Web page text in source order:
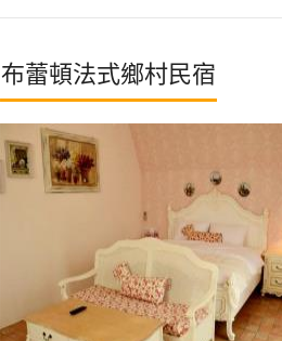
布蕾頓法式鄉村民宿